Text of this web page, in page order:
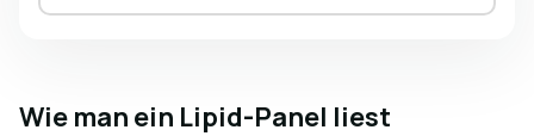
Wie man ein Lipid-Panel liest